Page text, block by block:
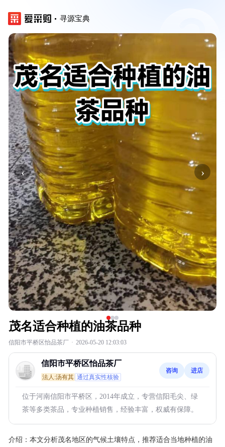
寻源宝典
‹ ›
茂名适合种植的油茶品种
信阳市平桥区怡品茶厂 · 2026-05-20 12:03:03
信阳市平桥区怡品茶厂
法人:汤有其 通过真实性核验
咨询 进店
位于河南信阳市平桥区，2014年成立，专营信阳毛尖、绿
茶等多类茶品，专业种植销售，经验丰富，权威有保障。
介绍： 本文分析茂名地区的气候土壤特点，推荐适合当地种植的油